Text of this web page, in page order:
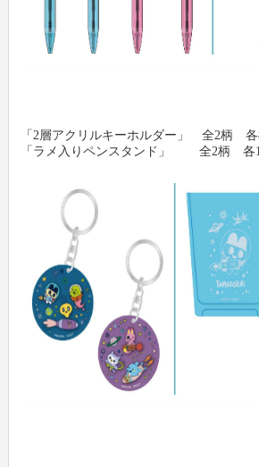
「2層アクリルキーホルダー」 全2柄 各
「ラメ入りペンスタンド」 全2柄 各